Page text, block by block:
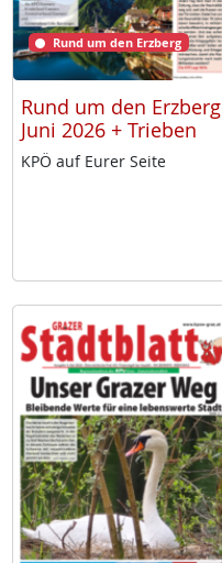
Rund um den Erzberg
Rund um den Erzberg
Juni 2026 + Trieben
KPÖ auf Eu­rer Sei­te